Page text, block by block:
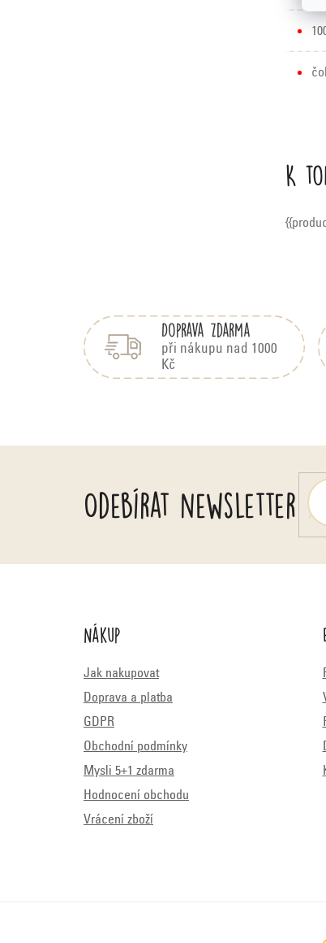
K
Doprava zdarma
při nákupu nad 1000
Kč
Odebírat newsletter
Nákup
Jak nakupovat
Doprava a platba
GDPR
Obchodní podmínky
Mysli 5+1 zdarma
Hodnocení obchodu
Vrácení zboží